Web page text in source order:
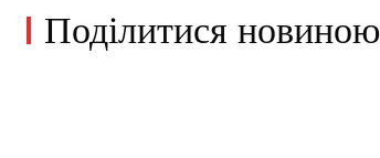
Поділитися новиною